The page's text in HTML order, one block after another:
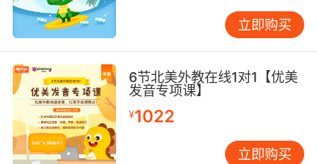
立即购买
6节北美外教在线1对1【优美
发音专项课】
¥1022
立即购买